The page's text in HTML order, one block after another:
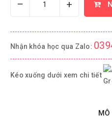
– +
Nhận khóa học qua Zalo:
Kéo xuống dưới xem chi tiết
MÔ